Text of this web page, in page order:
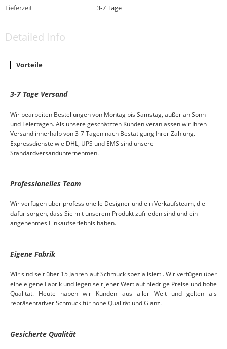
Lieferzeit
3-7 Tage
Detailed Info
Vorteile
3-7 Tage Versand
Wir bearbeiten Bestellungen von Montag bis Samstag, außer an Sonn-
und Feiertagen. Als unsere geschätzten Kunden veranlassen wir Ihren
Versand innerhalb von 3-7 Tagen nach Bestätigung Ihrer Zahlung.
Expressdienste wie DHL, UPS und EMS sind unsere
Standardversandunternehmen.
Professionelles Team
Wir verfügen über professionelle Designer und ein Verkaufsteam, die
dafür sorgen, dass Sie mit unserem Produkt zufrieden sind und ein
angenehmes Einkaufserlebnis haben.
Eigene Fabrik
Wir sind seit über 15 Jahren auf Schmuck spezialisiert . Wir verfügen über
eine eigene Fabrik und legen seit jeher Wert auf niedrige Preise und hohe
Qualität. Heute haben wir Kunden aus aller Welt und gelten als
repräsentativer Schmuck für hohe Qualität und Glanz.
Gesicherte Qualität